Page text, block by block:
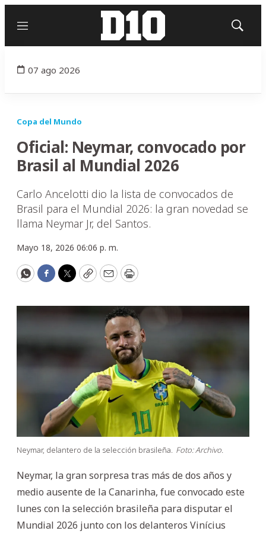
Menú
Mostrar
07 ago 2026
Copa del Mundo
Oficial: Neymar, convocado por
Brasil al Mundial 2026
Carlo Ancelotti dio la lista de convocados de
Brasil para el Mundial 2026: la gran novedad se
llama Neymar Jr, del Santos.
Mayo 18, 2026 06:06 p. m.
WhatsApp
Facebook
Twitter
CopyEmailPrint
Neymar, delantero de la selección brasileña. Foto: Archivo.
Neymar, la gran sorpresa tras más de dos años y
medio ausente de la Canarinha, fue convocado este
lunes con la selección brasileña para disputar el
Mundial 2026 junto con los delanteros Vinícius